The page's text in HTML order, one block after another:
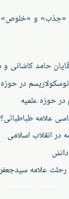
«جذب» و «خلوص»
حامد کاشانی و
در
در حوزه علمیه
علامه طباطبائی؟
در انقلاب اسلامی
رحلت علامه